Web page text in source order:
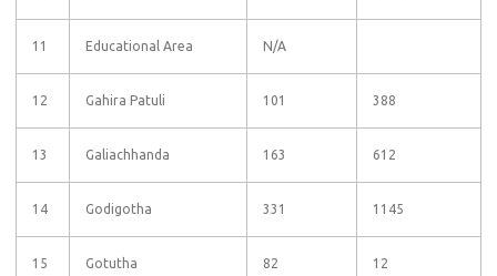
11 Educational Area N/A
12 Gahira Patuli 101 388
13 Galiachhanda 163 612
14 Godigotha 331 1145
15 Gotutha 82 12